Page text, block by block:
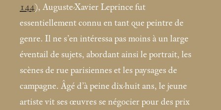
144), Auguste-Xavier Leprince fut
essentiellement connu en tant que peintre de
genre. Il ne s’en intéressa pas moins à un large
éventail de sujets, abordant ainsi le portrait, les
scènes de rue parisiennes et les paysages de
campagne. Âgé d’à peine dix-huit ans, le jeune
artiste vit ses œuvres se négocier pour des prix